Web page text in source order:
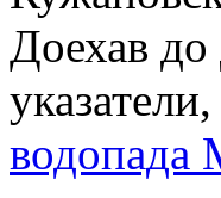
Доехав
водопада